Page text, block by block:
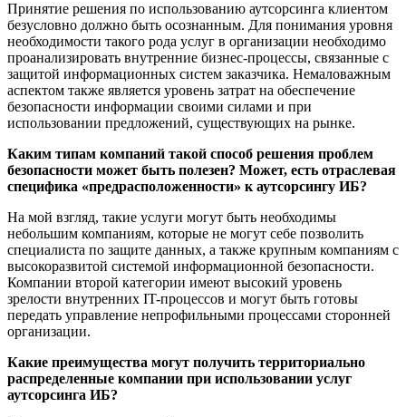
Принятие решения по использованию аутсорсинга клиентом
безусловно должно быть осознанным. Для понимания уровня
необходимости такого рода услуг в организации необходимо
проанализировать внутренние бизнес-процессы, связанные с
защитой информационных систем заказчика. Немаловажным
аспектом также является уровень затрат на обеспечение
безопасности информации своими силами и при
использовании предложений, существующих на рынке.
Каким типам компаний такой способ решения проблем
безопасности может быть полезен? Может, есть отраслевая
специфика «предрасположенности» к аутсорсингу ИБ?
На мой взгляд, такие услуги могут быть необходимы
небольшим компаниям, которые не могут себе позволить
специалиста по защите данных, а также крупным компаниям с
высокоразвитой системой информационной безопасности.
Компании второй категории имеют высокий уровень
зрелости внутренних IT-процессов и могут быть готовы
передать управление непрофильными процессами сторонней
организации.
Какие преимущества могут получить территориально
распределенные компании при использовании услуг
аутсорсинга ИБ?